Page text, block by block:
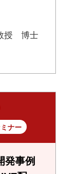
授 博士
ナー
発事例